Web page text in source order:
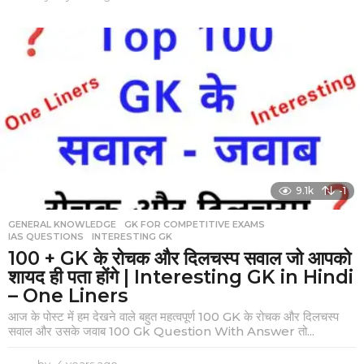
a
g
9.1k -1
GENERAL KNOWLEDGE ,GK FOR COMPETITIVE EXAMS
IAS QUESTIONS
,INTERESTING GK
100 + GK के रोचक और दिलचस्प सवाल जो आपको
शायद ही पता होंगे | Interesting GK in Hindi
– One Liners
आज के पोस्ट में हम देखने वाले बहुत महत्वपूर्ण 100 GK के रोचक और दिलचस्प
सवाल और उसके जवाब 100 Gk Question With Answer तो...